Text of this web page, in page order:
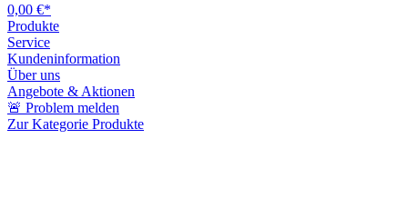
0,00 €*
Produkte
Service
Kundeninformation
Über uns
Angebote & Aktionen
🚨 Problem melden
Zur Kategorie Produkte